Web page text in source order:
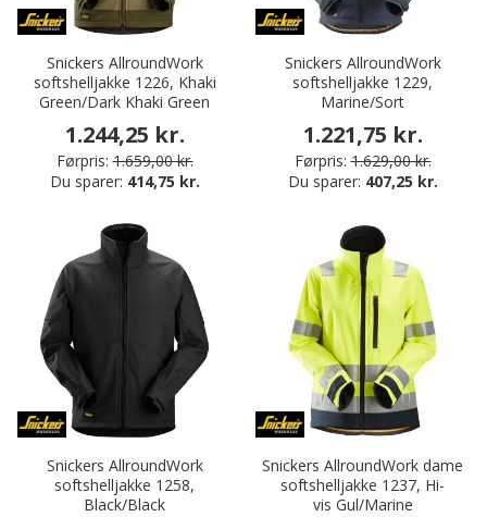
Snickers AllroundWork
softshelljakke 1226, Khaki
Green/Dark Khaki Green
1.244,25 kr.
Førpris: 1.659,00 kr.
Du sparer: 414,75 kr.
Snickers AllroundWork
softshelljakke 1229,
Marine/Sort
1.221,75 kr.
Førpris: 1.629,00 kr.
Du sparer: 407,25 kr.
Snickers AllroundWork
softshelljakke 1258,
Black/Black
Snickers AllroundWork dame
softshelljakke 1237, Hi-
vis Gul/Marine